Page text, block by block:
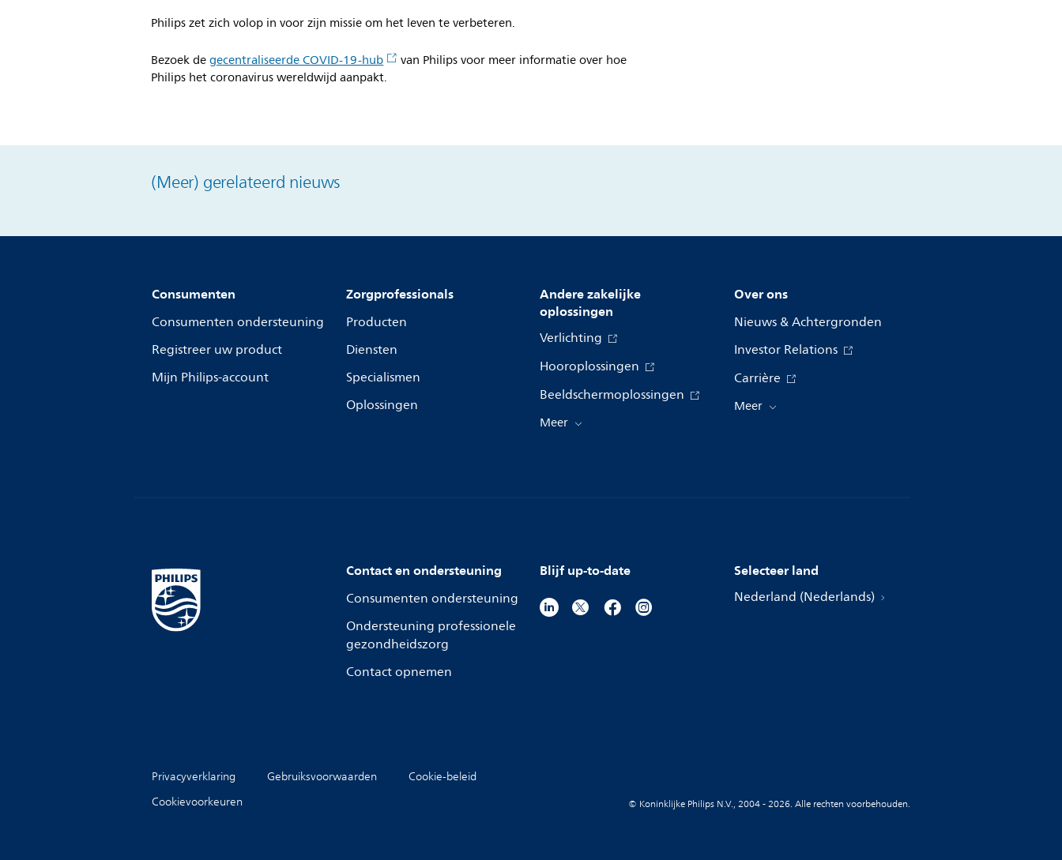
Philips zet zich volop in voor zijn missie om het leven te verbeteren.
Bezoek degecentraliseerde COVID-19-hub
van Philips voor meer informatie over hoe
Philips het coronavirus wereldwijd aanpakt.
(Meer) gerelateerd nieuws
Consumenten
Consumenten ondersteuning
Registreer uw product
Mijn Philips-account
Zorgprofessionals
Producten
Diensten
Specialismen
Oplossingen
Andere zakelijke
oplossingen
Verlichting
Hooroplossingen
Beeldschermoplossingen
Meer
Over ons
Nieuws & Achtergronden
Investor Relations
Carrière
Meer
Contact en ondersteuning
Consumenten ondersteuning
Ondersteuning professionele
gezondheidszorg
Contact opnemen
Blijf up-to-date Selecteer land
Nederland (Nederlands)
Privacyverklaring Gebruiksvoorwaarden
Cookie-beleid
Cookievoorkeuren
© Koninklijke Philips N.V., 2004 - 2026. Alle rechten voorbehouden.